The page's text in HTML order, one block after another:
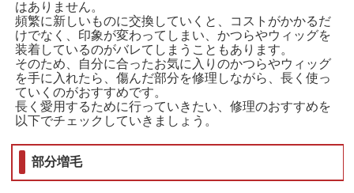
はありません。
頻繁に新しいものに交換していくと、コストがかかるだ
けでなく、印象が変わってしまい、かつらやウィッグを
装着しているのがバレてしまうこともあります。
そのため、自分に合ったお気に入りのかつらやウィッグ
を手に入れたら、傷んだ部分を修理しながら、長く使っ
ていくのがおすすめです。
長く愛用するために行っていきたい、修理のおすすめを
以下でチェックしていきましょう。
部分増毛